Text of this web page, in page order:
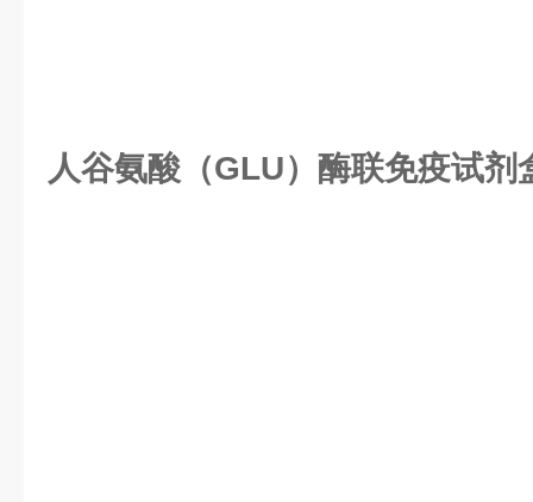
人谷氨酸（GLU）酶联免疫试剂